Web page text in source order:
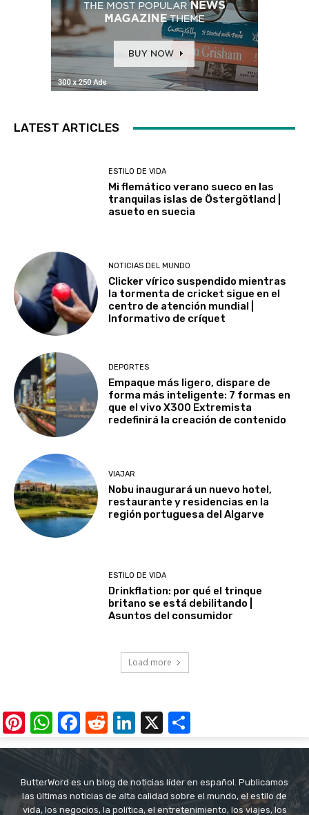
LATEST ARTICLES
ESTILO DE VIDA
Mi flemático verano sueco en las
tranquilas islas de Östergötland |
asueto en suecia
NOTICIAS DEL MUNDO
Clicker vírico suspendido mientras
la tormenta de cricket sigue en el
centro de atención mundial |
Informativo de críquet
DEPORTES
Empaque más ligero, dispare de
forma más inteligente: 7 formas en
que el vivo X300 Extremista
redefinirá la creación de contenido
VIAJAR
Nobu inaugurará un nuevo hotel,
restaurante y residencias en la
región portuguesa del Algarve
ESTILO DE VIDA
Drinkflation: por qué el trinque
britano se está debilitando |
Asuntos del consumidor
Load more
Pinterest
WhatsApp
Facebook
RedditLinkedIn
X
ButterWord es un blog de noticias líder en español. Publicamos
las últimas noticias de alta calidad sobre el mundo, el estilo de
vida, los negocios, la política, el entretenimiento, los viajes, los